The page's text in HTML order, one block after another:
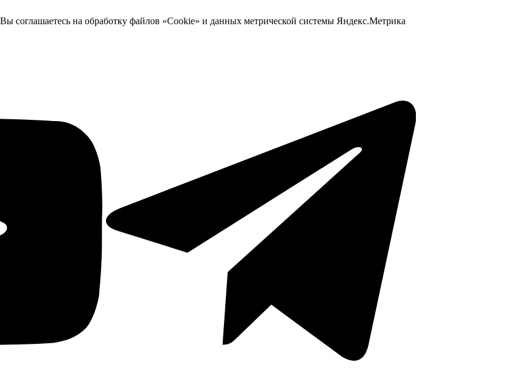
соглашаетесь на обработку файлов «Cookie» и данных метрической системы Яндекс.Метрика